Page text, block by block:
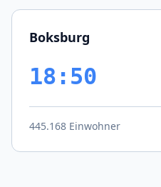
Boksburg
18:50
445.168 Einwohner